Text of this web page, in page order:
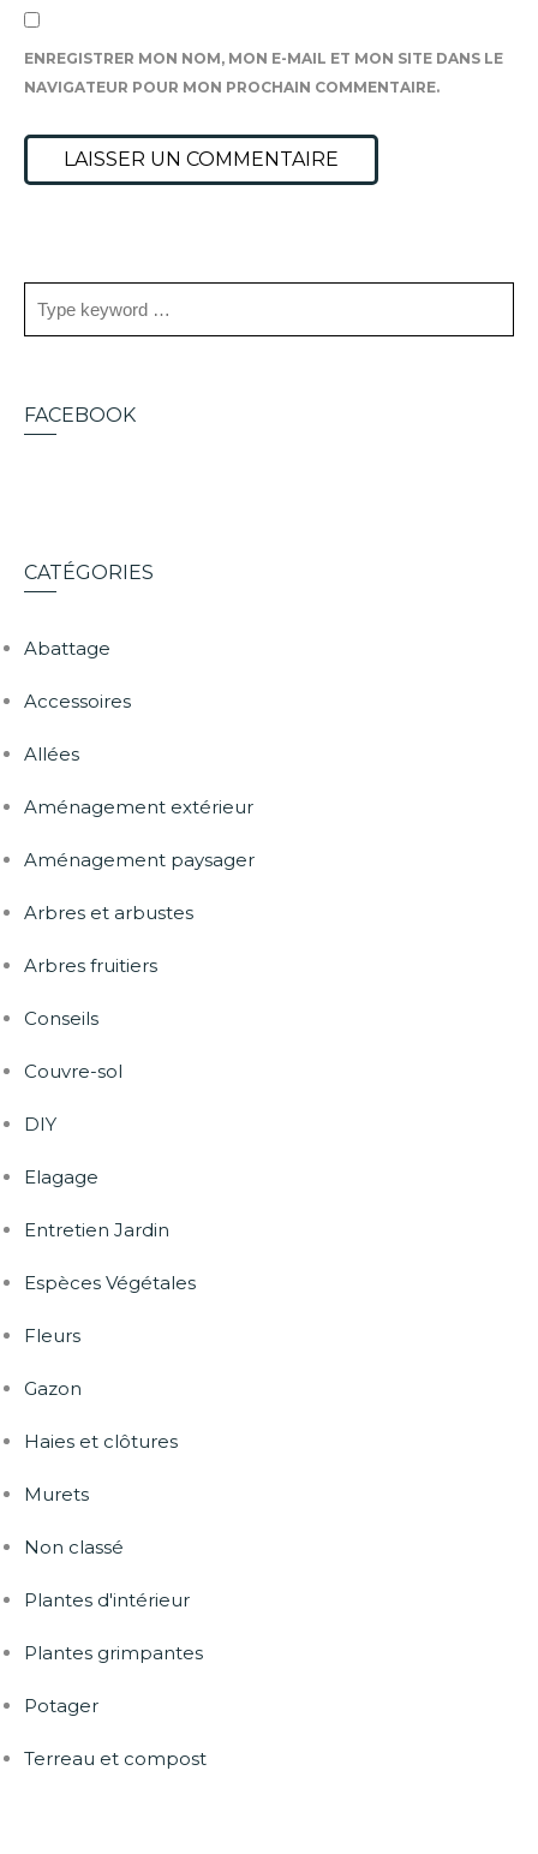
ENREGISTRER MON NOM, MON E-MAIL ET MON SITE DANS LE
NAVIGATEUR POUR MON PROCHAIN COMMENTAIRE.
FACEBOOK
CATÉGORIES
Abattage
Accessoires
Allées
Aménagement extérieur
Aménagement paysager
Arbres et arbustes
Arbres fruitiers
Conseils
Couvre-sol
DIY
Elagage
Entretien Jardin
Espèces Végétales
Fleurs
Gazon
Haies et clôtures
Murets
Non classé
Plantes d'intérieur
Plantes grimpantes
Potager
Terreau et compost